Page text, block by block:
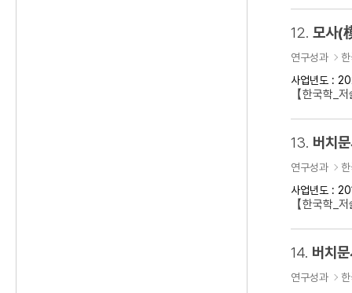
12. 모사(
연구성과
사업년도 :
【한국학_
13. 버치
연구성과
사업년도 :
【한국학_
14. 버치
연구성과